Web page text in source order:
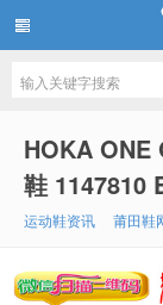
HOKA ONE
鞋 1147810
运动鞋资讯 莆田鞋